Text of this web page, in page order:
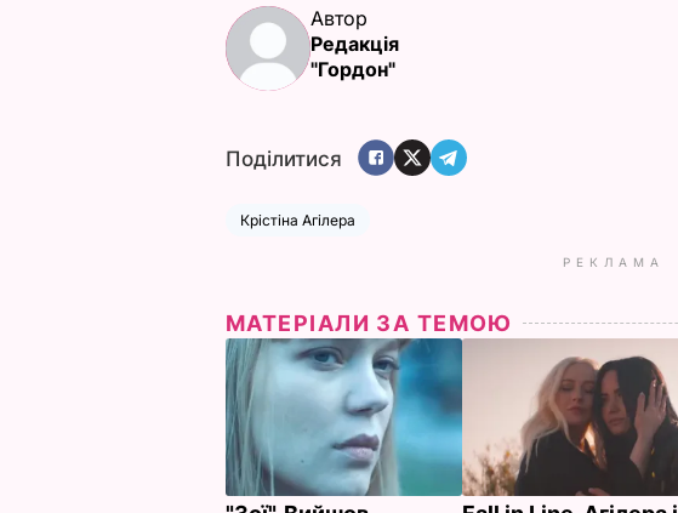
Автор
Редакція
"Гордон"
Поділитися
Крістіна Агілера
РЕКЛАМА
МАТЕРІАЛИ ЗА ТЕМОЮ